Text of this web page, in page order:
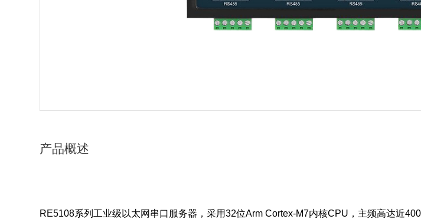
产品概述
RE5108系列工业级以太网串口服务器，采用32位Arm Cortex-M7内核CPU，主频高达近